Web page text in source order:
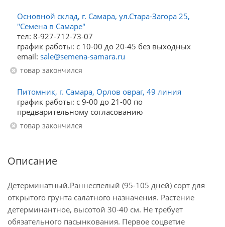
Основной склад, г. Самара, ул.Стара-Загора 25,
"Семена в Самаре"
тел: 8-927-712-73-07
график работы: с 10-00 до 20-45 без выходных
email: sale@semena-samara.ru
Товар закончился
Питомник, г. Самара, Орлов овраг, 49 линия
график работы: с 9-00 до 21-00 по
предварительному согласованию
Товар закончился
Описание
Детерминатный.Раннеспелый (95-105 дней) сорт для
открытого грунта салатного назначения. Растение
детерминантное, высотой 30-40 см. Не требует
обязательного пасынкования. Первое соцветие